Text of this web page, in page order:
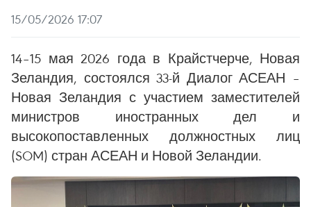
15/05/2026 17:07
14–15 мая 2026 года в Крайстчерче, Новая
Зеландия, состоялся 33-й Диалог АСЕАН –
Новая Зеландия с участием заместителей
министров иностранных дел и
высокопоставленных должностных лиц
(SOM) стран АСЕАН и Новой Зеландии.